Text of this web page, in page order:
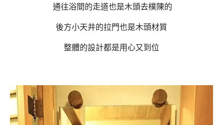
通往浴間的走道也是木頭去樸陳的
後方小天井的拉門也是木頭材質
整體的設計都是用心又到位